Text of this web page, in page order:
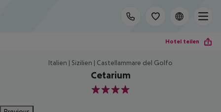
Hotel teilen
Italien | Sizilien | Castellammare del Golfo
Cetarium
4